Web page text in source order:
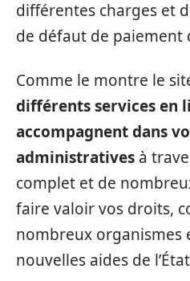
différentes charges et
de défaut de paiement
Comme le montre le
différents services en
accompagnent dans
administratives à
complet et de
faire valoir vos droits,
nombreux organismes
nouvelles aides de